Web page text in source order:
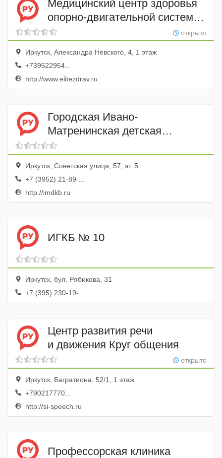
Медицинский центр здоровья
опорно-двигательной системы
Элитэ
открыто
Иркутск, Александра Невского, 4, 1 этаж
+739522954...
http://www.elitezdrav.ru
Городская Ивано-
Матренинская детская
клиническая больница,
Реанимационное отделение
Иркутск, Советская улица, 57, эт. 5
+7 (3952) 21-89-...
http://imdkb.ru
ИГКБ № 10
Иркутск, бул. Рябикова, 31
+7 (395) 230-19-...
Центр развития речи
и движения Круг общения
открыто
Иркутск, Багратиона, 52/1, 1 этаж
+790217770...
http://si-speech.ru
Профессорская клиника